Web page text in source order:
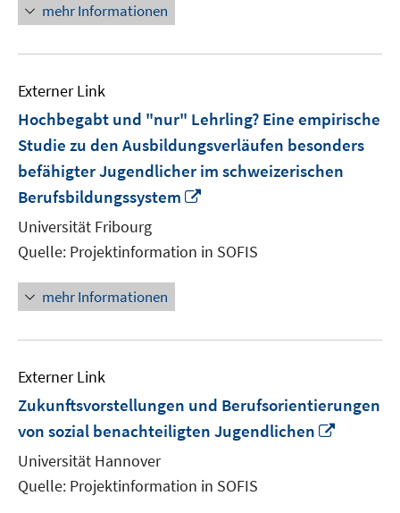
mehr Informationen
Externer Link
Hochbegabt und "nur" Lehrling? Eine empirische
Studie zu den Ausbildungsverläufen besonders
befähigter Jugendlicher im schweizerischen
Berufsbildungssystem
öffnen
Universität Fribourg
Quelle: Projektinformation in SOFIS
mehr Informationen
Externer Link
Zukunftsvorstellungen und Berufsorientierungen
von sozial benachteiligten Jugendlichen
Universität Hannover
Quelle: Projektinformation in SOFIS